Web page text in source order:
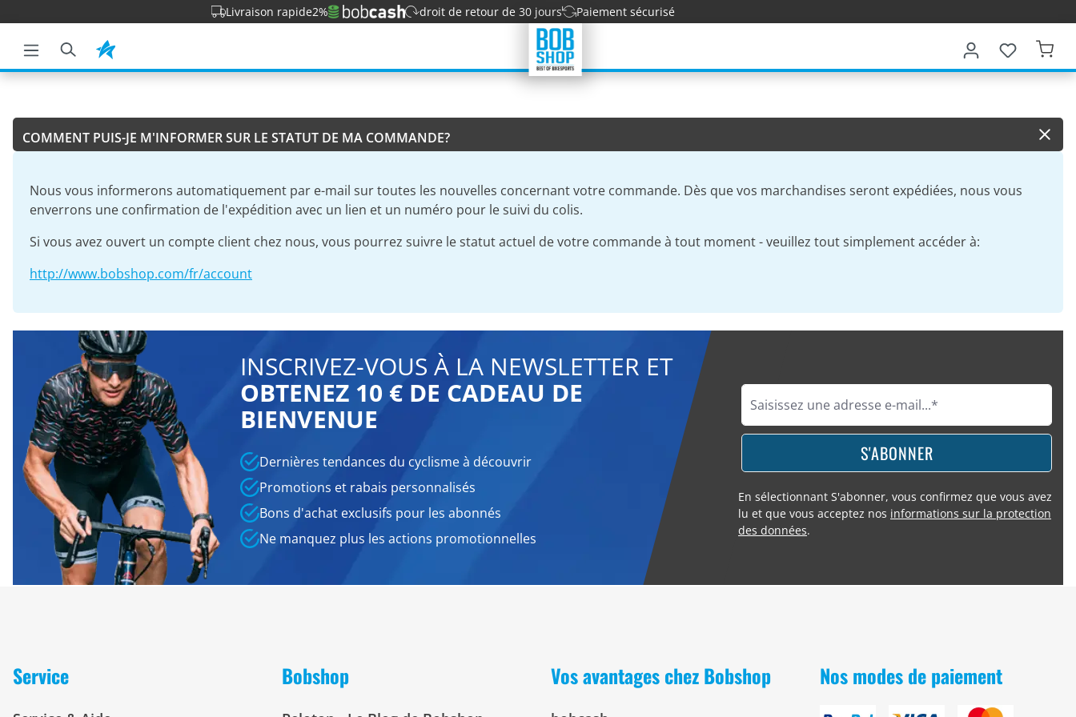
Passer à la navigation principale
Livraison rapide2% droit de retour de 30 jours Paiement sécurisé
COMMENT PUIS-JE M'INFORMER SUR LE STATUT DE MA COMMANDE?
Nous vous informerons automatiquement par e-mail sur toutes les nouvelles concernant votre commande. Dès que vos marchandises seront expédiées, nous vous
enverrons une confirmation de l'expédition avec un lien et un numéro pour le suivi du colis.
Si vous avez ouvert un compte client chez nous, vous pourrez suivre le statut actuel de votre commande à tout moment - veuillez tout simplement accéder à:
http://www.bobshop.com/fr/account
INSCRIVEZ-VOUS À LA NEWSLETTER ET
OBTENEZ 10 € DE CADEAU DE
BIENVENUE
Dernières tendances du cyclisme à découvrir
Promotions et rabais personnalisés
Bons d'achat exclusifs pour les abonnés
Ne manquez plus les actions promotionnelles
S'ABONNER
En sélectionnant S'abonner, vous confirmez que vous avez
lu et que vous acceptez nos informations sur la protection
des données.
Service Bobshop Vos avantages chez Bobshop Nos modes de paiement